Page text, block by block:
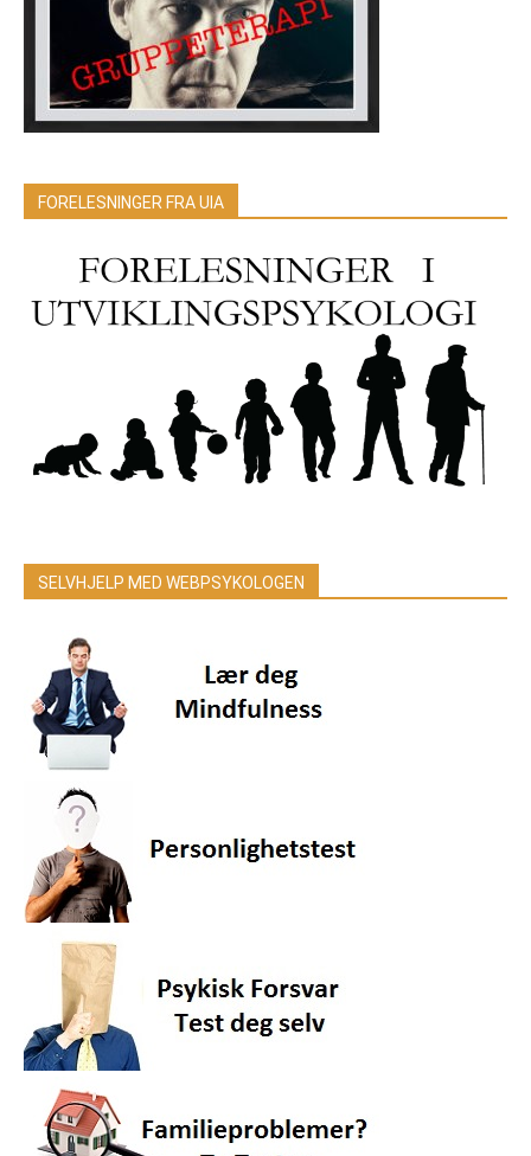
FORELESNINGER FRA UIA
SELVHJELP MED WEBPSYKOLOGEN